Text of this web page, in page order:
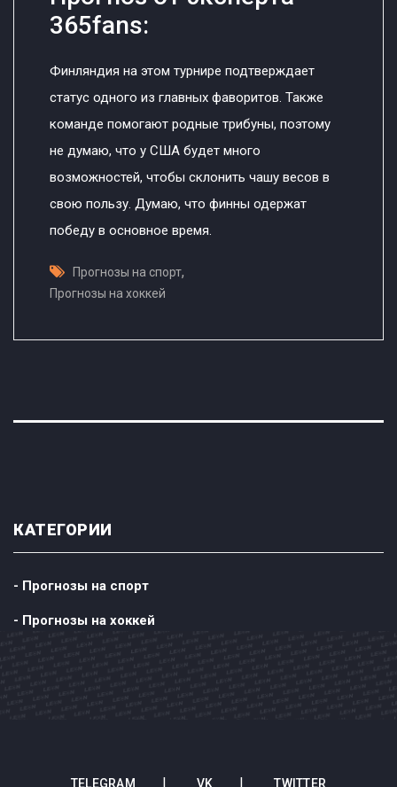
365fans:
Финляндия на этом турнире подтверждает
статус одного из главных фаворитов. Также
команде помогают родные трибуны, поэтому
не думаю, что у США будет много
возможностей, чтобы склонить чашу весов в
свою пользу. Думаю, что финны одержат
победу в основное время.
Прогнозы на спорт,
Прогнозы на хоккей
КАТЕГОРИИ
- Прогнозы на спорт
- Прогнозы на хоккей
TELEGRAM VK TWITTER